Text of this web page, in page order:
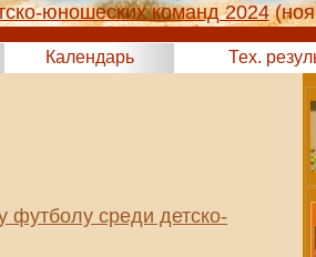
юношеских команд 2024
Календарь Тех.
футболу среди детско-